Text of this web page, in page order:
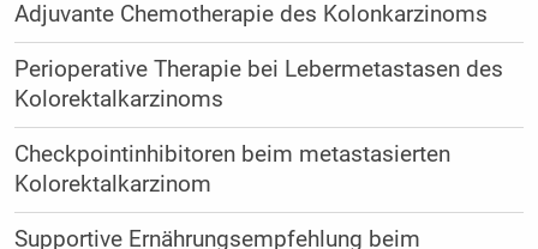
Adjuvante Chemotherapie des Kolonkarzinoms
Perioperative Therapie bei Lebermetastasen des
Kolorektalkarzinoms
Checkpointinhibitoren beim metastasierten
Kolorektalkarzinom
Supportive Ernährungsempfehlung beim